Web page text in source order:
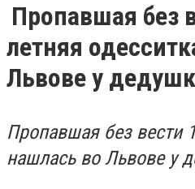
Пропавшая без
летняя
Львове у
Пропавшая без вести
нашлась во Львове у